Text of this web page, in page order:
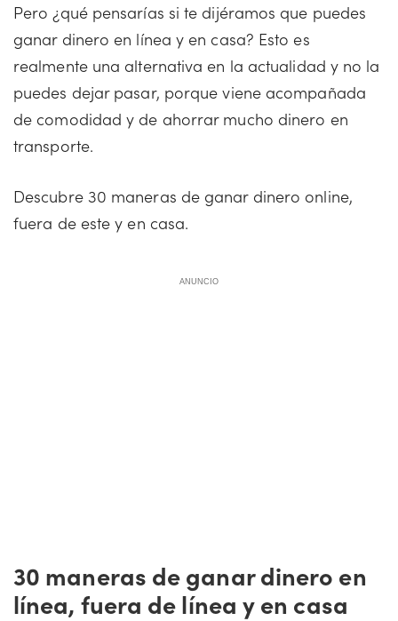
Pero ¿qué pensarías si te dijéramos que puedes
ganar dinero en línea y en casa? Esto es
realmente una alternativa en la actualidad y no la
puedes dejar pasar, porque viene acompañada
de comodidad y de ahorrar mucho dinero en
transporte.
Descubre 30 maneras de ganar dinero online,
fuera de este y en casa.
ANUNCIO
30 maneras de ganar dinero en
línea, fuera de línea y en casa